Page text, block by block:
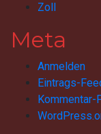
Zoll
Meta
Anmelden
Eintrags-
Kommentar-